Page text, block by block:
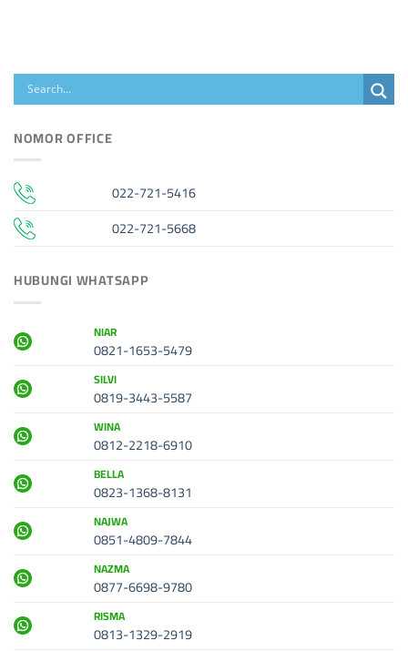
NOMOR OFFICE
022-721-5416
022-721-5668
HUBUNGI WHATSAPP
NIAR
0821-1653-5479
SILVI
0819-3443-5587
WINA
0812-2218-6910
BELLA
0823-1368-8131
NAJWA
0851-4809-7844
NAZMA
0877-6698-9780
RISMA
0813-1329-2919